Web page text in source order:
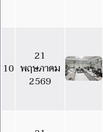
10
21
พฤษภาคม
2569